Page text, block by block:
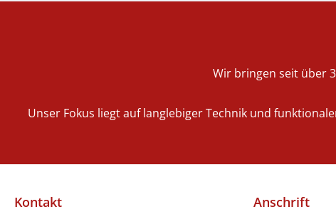
Wir bringen seit über
Unser Fokus liegt auf langlebiger Technik und
Kontakt Anschrift